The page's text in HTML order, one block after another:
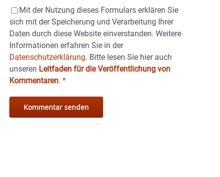
Mit der Nutzung dieses Formulars erklären Sie
sich mit der Speicherung und Verarbeitung Ihrer
Daten durch diese Website einverstanden. Weitere
Informationen erfahren Sie in der
Datenschutzerklärung. Bitte lesen Sie hier auch
unseren Leitfaden für die Veröffentlichung von
Kommentaren. *